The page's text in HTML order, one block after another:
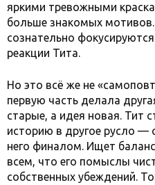
яркими тревожными
больше знакомых
сознательно
реакции Тита.
Но это всё же не
первую часть делала
старые, а идея новая. Тит
историю в другое русло —
него финалом. Ищет
всем, что его помыслы
собственных убеждений.